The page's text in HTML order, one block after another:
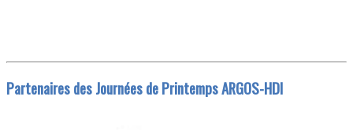
Partenaires des Journées de Printemps ARGOS-HDI